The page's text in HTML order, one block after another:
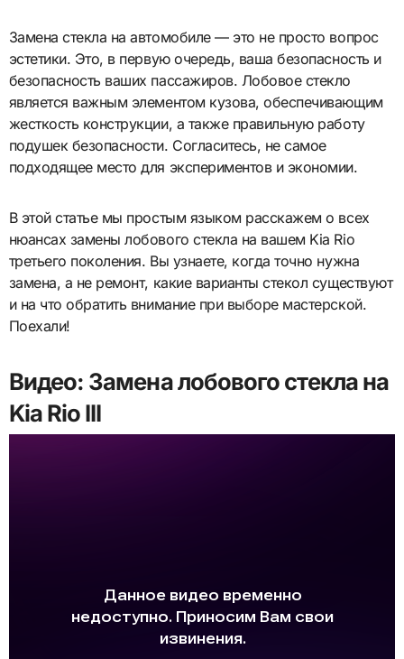
Замена стекла на автомобиле — это не просто вопрос
эстетики. Это, в первую очередь, ваша безопасность и
безопасность ваших пассажиров. Лобовое стекло
является важным элементом кузова, обеспечивающим
жесткость конструкции, а также правильную работу
подушек безопасности. Согласитесь, не самое
подходящее место для экспериментов и экономии.
В этой статье мы простым языком расскажем о всех
нюансах замены лобового стекла на вашем Kia Rio
третьего поколения. Вы узнаете, когда точно нужна
замена, а не ремонт, какие варианты стекол существуют
и на что обратить внимание при выборе мастерской.
Поехали!
Видео: Замена лобового стекла на
Kia Rio III